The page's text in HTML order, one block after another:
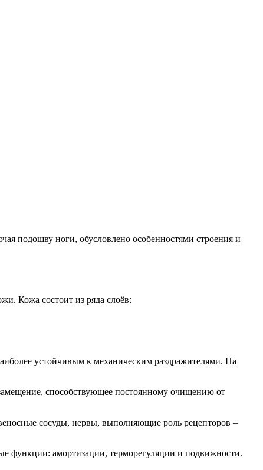
подошву ноги, обусловлено особенностями строения и
Кожа состоит из ряда слоёв:
устойчивым к механическим раздражителями. На
способствующее постоянному очищению от
сосуды, нервы, выполняющие роль рецепторов –
функции: амортизации, терморегуляции и подвижности.